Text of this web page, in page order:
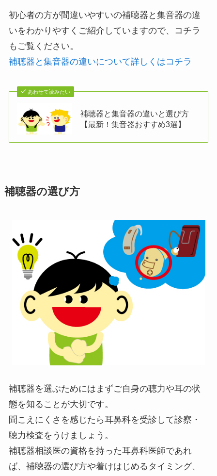
初心者の方が間違いやすいの補聴器と集音器の違
いをわかりやすくご紹介していますので、コチラ
もご覧ください。
補聴器と集音器の違いについて詳しくはコチラ
あわせて読みたい
補聴器と集音器の違いと選び方
【最新！集音器おすすめ3選】
補聴器の選び方
補聴器を選ぶためにはまずご自身の聴力や耳の状
態を知ることが大切です。
聞こえにくさを感じたら耳鼻科を受診して診察・
聴力検査をうけましょう。
補聴器相談医の資格を持った耳鼻科医師であれ
ば、補聴器の選び方や着けはじめるタイミング、